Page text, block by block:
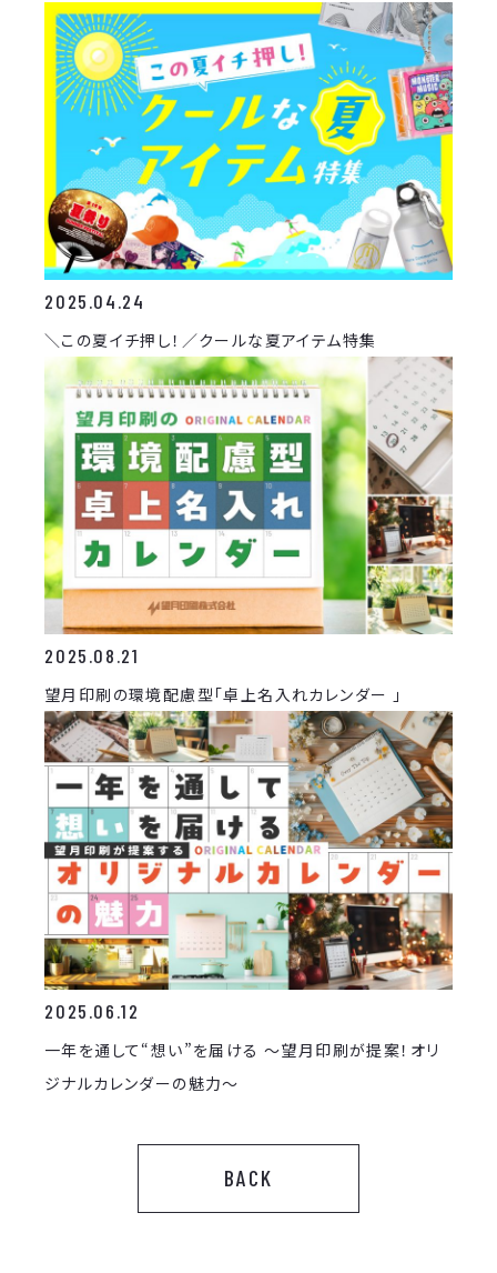
2025.04.24
＼この夏イチ押し！／クールな夏アイテム特集
2025.08.21
望月印刷の環境配慮型「卓上名入れカレンダー 」
2025.06.12
一年を通して“想い”を届ける ～望月印刷が提案！オリ
ジナルカレンダーの魅力～
BACK